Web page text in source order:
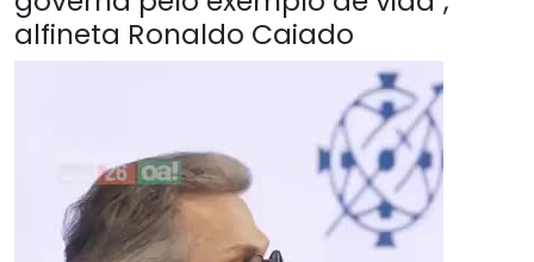
alfineta Ronaldo Caiado